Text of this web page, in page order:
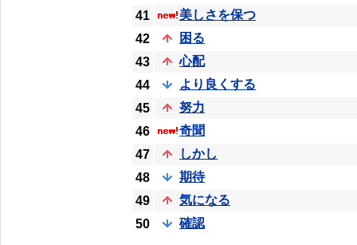
41
美しさを保つ
42
困る
43
心配
44
より良くする
45
努力
46
奇聞
47
しかし
48
期待
49
気になる
50
確認